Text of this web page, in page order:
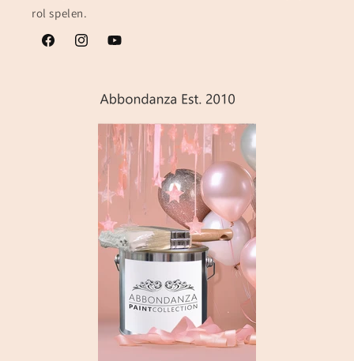
rol spelen.
FacebookInstagramYouTube